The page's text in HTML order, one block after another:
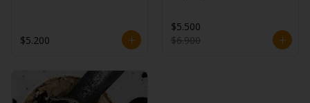
$5.200
$5.500
$6.900